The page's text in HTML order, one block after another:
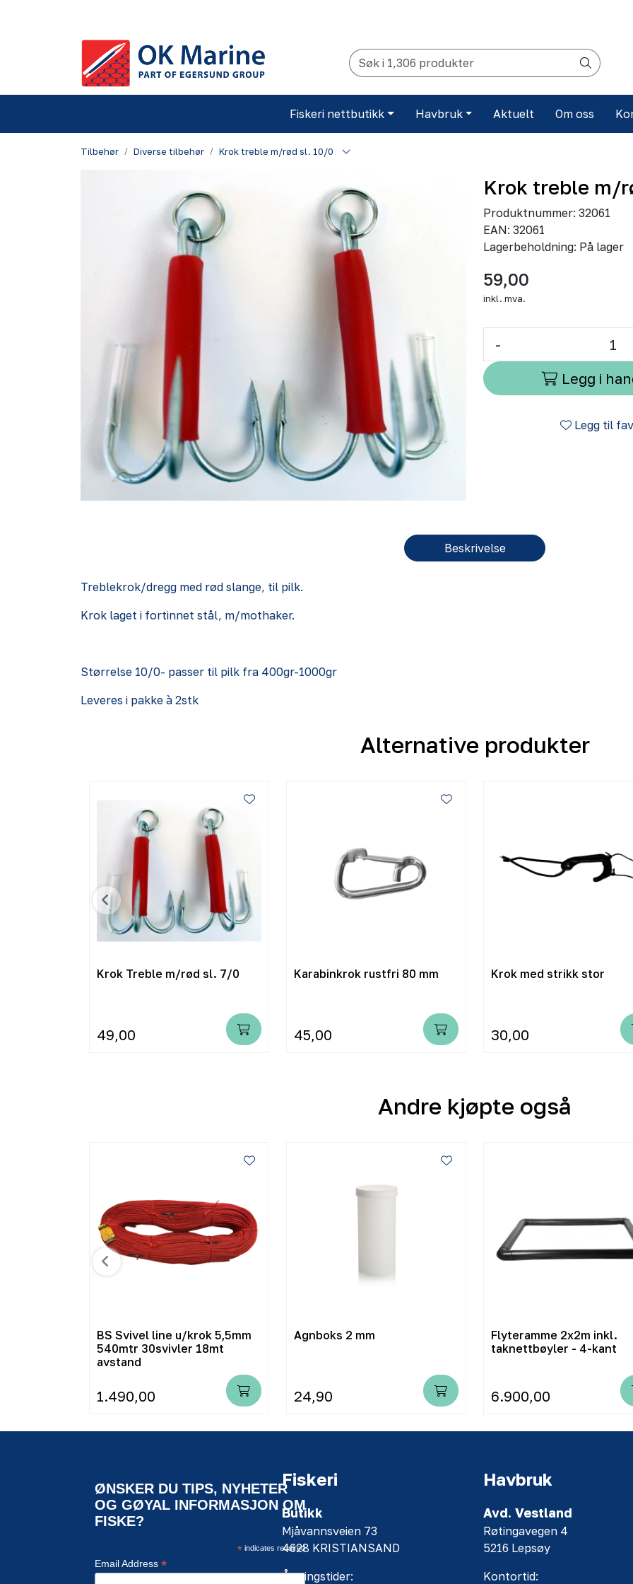
Fiskeri nettbutikk Havbruk Aktuelt Om oss
Tilbehør Diverse tilbehør Krok treble m/rød sl. 10/0
Krok treble m/
Produktnummer: 32061
EAN: 32061
Lagerbeholdning: På lager
59,00
inkl. mva.
-
Legg i
Legg til
Beskrivelse
Treblekrok/dregg med rød slange, til pilk.
Krok laget i fortinnet stål, m/mothaker.
Størrelse 10/0- passer til pilk fra 400gr-1000gr
Leveres i pakke à 2stk
Alternative produkter
Krok Treble m/rød sl. 7/0
49,00
Karabinkrok rustfri 80 mm
45,00
Krok med strikk stor
30,00
Andre kjøpte også
BS Svivel line u/krok 5,5mm
540mtr 30svivler 18mt
avstand
1.490,00
Agnboks 2 mm
24,90
Flyteramme 2x2m inkl.
taknettbøyler - 4-kant
6.900,00
ØNSKER DU TIPS, NYHETER
OG GØYAL INFORMASJON OM
FISKE?
*indicates required
Email Address *
Fiskeri
Butikk
Mjåvannsveien 73
4628 KRISTIANSAND
Åpningstider:
Havbruk
Avd. Vestland
Røtingavegen 4
5216 Lepsøy
Kontortid: